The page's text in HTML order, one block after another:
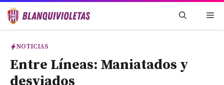
Saltar
NOTICIAS
Entre Líneas: Maniatados y
desviados